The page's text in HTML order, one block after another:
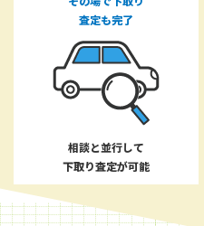
査定も完了
相談と並行して
下取り査定が可能